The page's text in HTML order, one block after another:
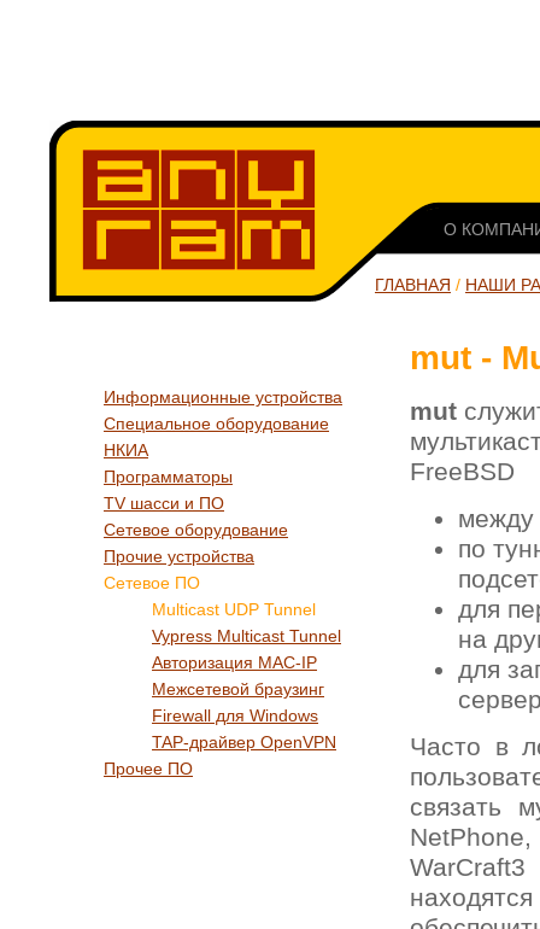
О
ГЛАВНАЯ / НАШИ
Информационные устройства
Специальное оборудование
НКИА
Программаторы
TV шасси и ПО
Сетевое оборудование
Прочие устройства
Сетевое ПО
Multicast UDP Tunnel
Vypress Multicast Tunnel
Авторизация MAC-IP
Межсетевой браузинг
Firewall для Windows
TAP-драйвер OpenVPN
Прочее ПО
mut -
mut
FreeBSD
между
по
для
на
для
Часто в
связать
NetPhone,